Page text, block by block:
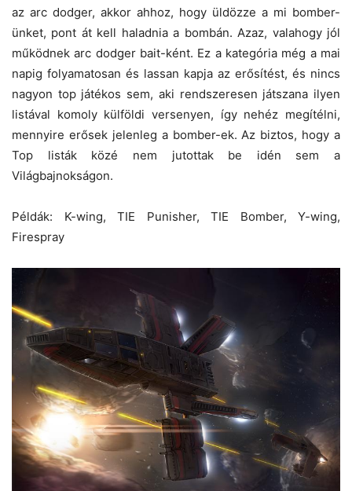
az arc dodger, akkor ahhoz, hogy üldözze a mi bomber-
ünket, pont át kell haladnia a bombán. Azaz, valahogy jól
működnek arc dodger bait-ként. Ez a kategória még a mai
napig folyamatosan és lassan kapja az erősítést, és nincs
nagyon top játékos sem, aki rendszeresen játszana ilyen
listával komoly külföldi versenyen, így nehéz megítélni,
mennyire erősek jelenleg a bomber-ek. Az biztos, hogy a
Top listák közé nem jutottak be idén sem a
Világbajnokságon.
Példák: K-wing, TIE Punisher, TIE Bomber, Y-wing,
Firespray